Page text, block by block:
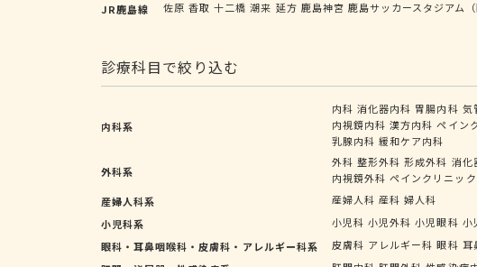
JR鹿島線 佐原 香取 十二橋 潮来 延方 鹿島神宮 鹿島サッカースタジアム（
診療科目で絞り込む
内科系
内科 消化器内科 胃腸内科 気
内視鏡内科 漢方内科 ペイン
乳腺内科 緩和ケア内科
外科系
外科 整形外科 形成外科 消化
内視鏡外科 ペインクリニッ
産婦人科系
産婦人科 産科 婦人科
小児科系
小児科 小児外科 小児眼科 小
眼科・耳鼻咽喉科・皮膚科・アレルギー科系
皮膚科 アレルギー科 眼科 耳